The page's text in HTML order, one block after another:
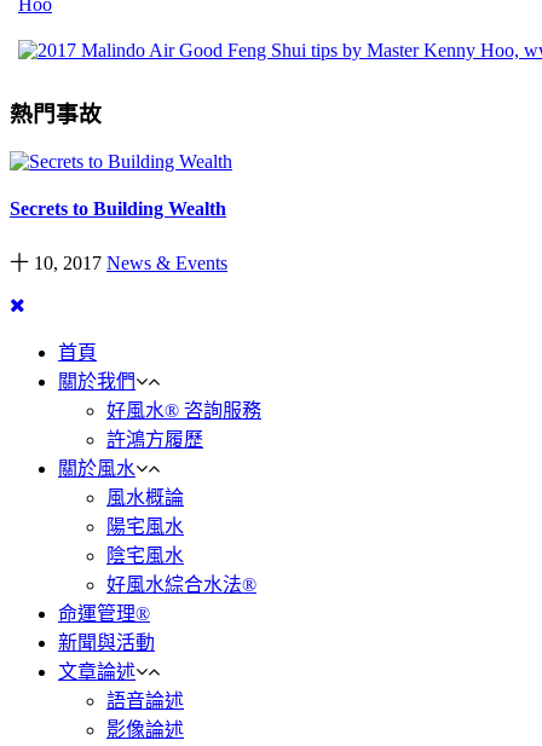
熱門事故
Secrets to Building Wealth
十 10, 2017 News & Events
首頁
關於我們
好風水® 咨詢服務
許鴻方履歷
關於風水
風水概論
陽宅風水
陰宅風水
好風水綜合水法®
命運管理®
新聞與活動
文章論述
語音論述
影像論述